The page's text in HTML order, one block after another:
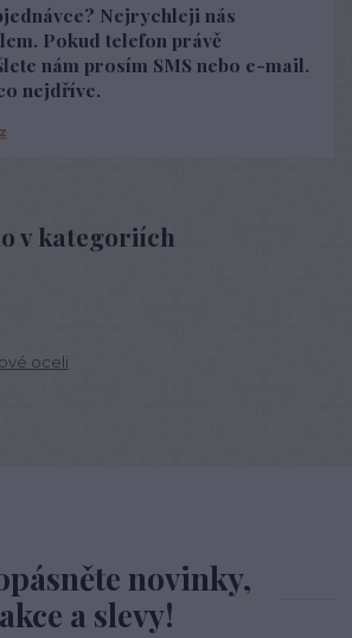
v kategoriích
oceli
Nejrychleji nás
Pokud telefon právě
nám prosím SMS nebo e-mail.
nejdříve.
novinky,
akce a slevy!